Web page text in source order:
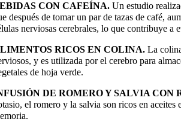
CON CAFEÍNA.Un estudio
después de tomar un par de tazas de café,
nerviosas cerebrales, lo que contribuye a
RICOS EN COLINA.La
y es utilizada por el cerebro para
de hoja verde.
DE ROMERO Y SALVIA CON
el romero y la salvia son ricos en